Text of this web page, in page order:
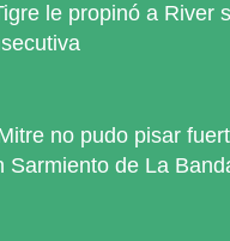
le propinó a River
no pudo pisar
Sarmiento de La